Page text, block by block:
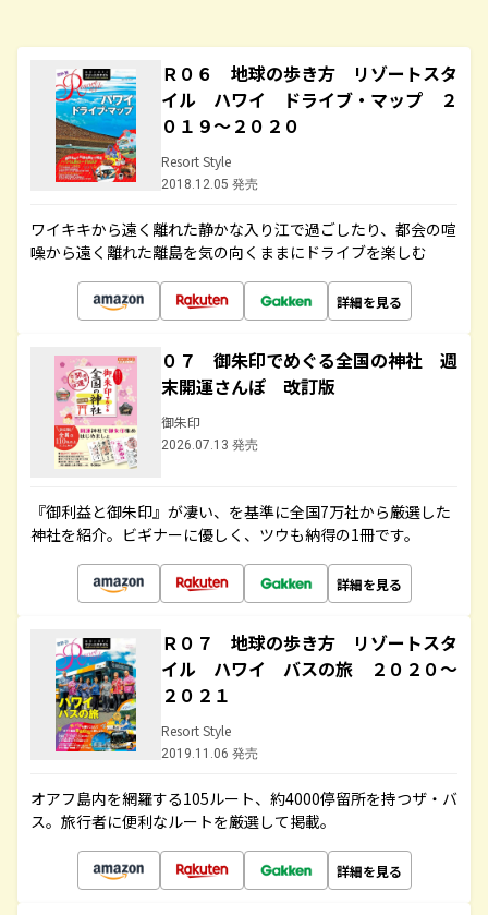
Ｒ０６ 地球の歩き方 リゾートスタ
イル ハワイ ドライブ・マップ ２
０１９～２０２０
Resort Style
2018.12.05 発売
ワイキキから遠く離れた静かな入り江で過ごしたり、都会の喧
噪から遠く離れた離島を気の向くままにドライブを楽しむ
詳細を見る
０７ 御朱印でめぐる全国の神社 週
末開運さんぽ 改訂版
御朱印
2026.07.13 発売
『御利益と御朱印』が凄い、を基準に全国7万社から厳選した
神社を紹介。ビギナーに優しく、ツウも納得の1冊です。
詳細を見る
Ｒ０７ 地球の歩き方 リゾートスタ
イル ハワイ バスの旅 ２０２０～
２０２１
Resort Style
2019.11.06 発売
オアフ島内を網羅する105ルート、約4000停留所を持つザ・バ
ス。旅行者に便利なルートを厳選して掲載。
詳細を見る